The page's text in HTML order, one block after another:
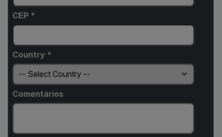
CEP *
Country *
Comentários